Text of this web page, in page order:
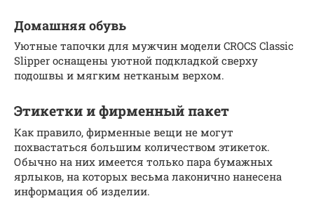
Домашняя обувь
Уютные тапочки для мужчин модели CROCS Classic
Slipper оснащены уютной подкладкой сверху
подошвы и мягким нетканым верхом.
Этикетки и фирменный пакет
Как правило, фирменные вещи не могут
похвастаться большим количеством этикеток.
Обычно на них имеется только пара бумажных
ярлыков, на которых весьма лаконично нанесена
информация об изделии.